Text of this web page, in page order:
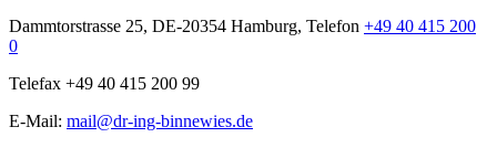
Dammtorstrasse 25, DE-20354 Hamburg, Telefon +49 40 415 200
0
Telefax +49 40 415 200 99
E-Mail: mail@dr-ing-binnewies.de